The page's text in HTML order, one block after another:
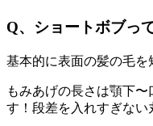
Q、ショートボブっ
基本的に表面の髪の毛を
もみあげの長さは顎下
す！段差を入れすぎない